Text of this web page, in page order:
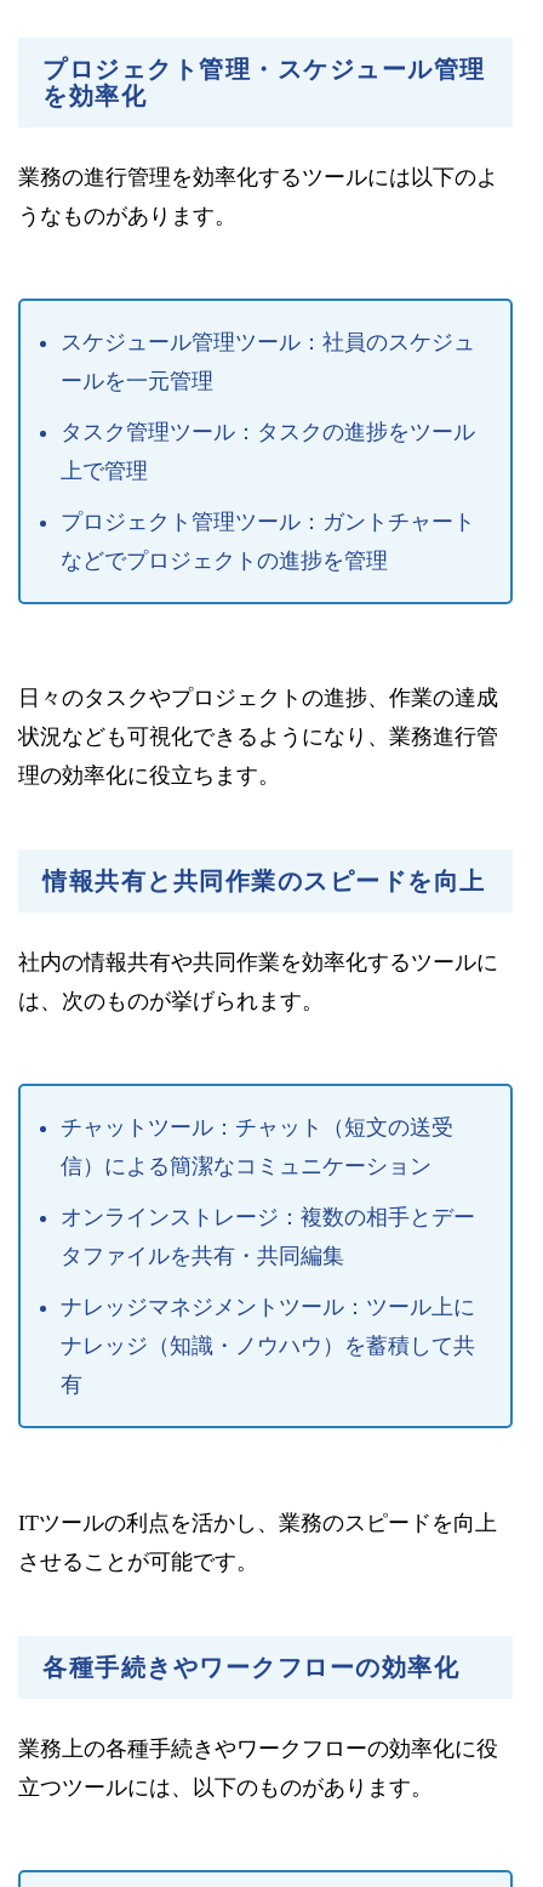
プロジェクト管理・スケジュール管理
を効率化
業務の進行管理を効率化するツールには以下のよ
うなものがあります。
スケジュール管理ツール：社員のスケジュ
ールを一元管理
タスク管理ツール：タスクの進捗をツール
上で管理
プロジェクト管理ツール：ガントチャート
などでプロジェクトの進捗を管理
日々のタスクやプロジェクトの進捗、作業の達成
状況なども可視化できるようになり、業務進行管
理の効率化に役立ちます。
情報共有と共同作業のスピードを向上
社内の情報共有や共同作業を効率化するツールに
は、次のものが挙げられます。
チャットツール：チャット（短文の送受
信）による簡潔なコミュニケーション
オンラインストレージ：複数の相手とデー
タファイルを共有・共同編集
ナレッジマネジメントツール：ツール上に
ナレッジ（知識・ノウハウ）を蓄積して共
有
ITツールの利点を活かし、業務のスピードを向上
させることが可能です。
各種手続きやワークフローの効率化
業務上の各種手続きやワークフローの効率化に役
立つツールには、以下のものがあります。